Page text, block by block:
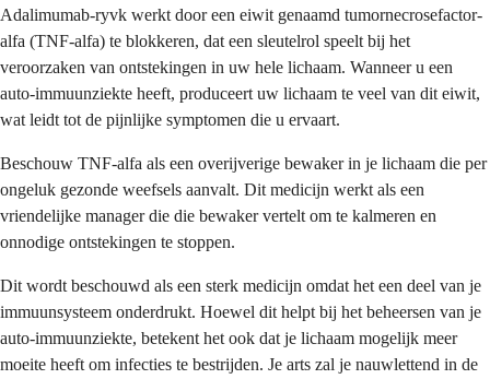
Adalimumab-ryvk werkt door een eiwit genaamd tumornecrosefactor-
alfa (TNF-alfa) te blokkeren, dat een sleutelrol speelt bij het
veroorzaken van ontstekingen in uw hele lichaam. Wanneer u een
auto-immuunziekte heeft, produceert uw lichaam te veel van dit eiwit,
wat leidt tot de pijnlijke symptomen die u ervaart.
Beschouw TNF-alfa als een overijverige bewaker in je lichaam die per
ongeluk gezonde weefsels aanvalt. Dit medicijn werkt als een
vriendelijke manager die die bewaker vertelt om te kalmeren en
onnodige ontstekingen te stoppen.
Dit wordt beschouwd als een sterk medicijn omdat het een deel van je
immuunsysteem onderdrukt. Hoewel dit helpt bij het beheersen van je
auto-immuunziekte, betekent het ook dat je lichaam mogelijk meer
moeite heeft om infecties te bestrijden. Je arts zal je nauwlettend in de